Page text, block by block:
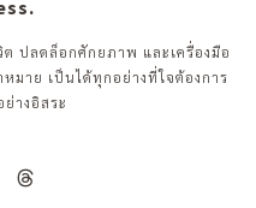
ปลดล็อกศักยภาพ และเครื่องมือ
าย เป็นได้ทุกอย่างที่ใจต้องการ
างอิสระ